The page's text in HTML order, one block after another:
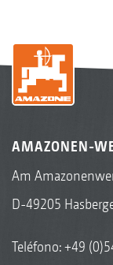
AMAZONEN-
Am
D-49205
Teléfono:+49